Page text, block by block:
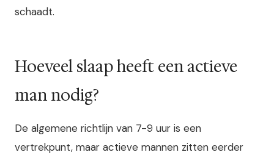
schaadt.
Hoeveel slaap heeft een actieve
man nodig?
De algemene richtlijn van 7-9 uur is een
vertrekpunt, maar actieve mannen zitten eerder